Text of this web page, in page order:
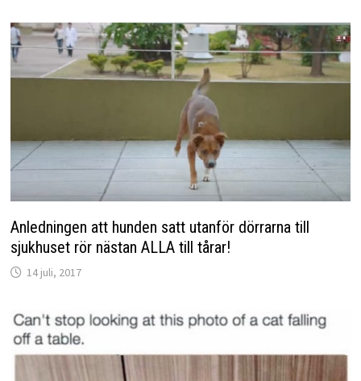
Anledningen att hunden satt utanför dörrarna till
sjukhuset rör nästan ALLA till tårar!
14 juli, 2017